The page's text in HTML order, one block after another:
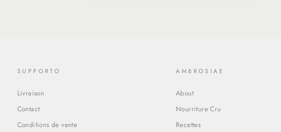
SUPPORTO
Livraison
Contact
Conditions de vente
AMBROSIAE
About
Nourriture Cru
Recettes